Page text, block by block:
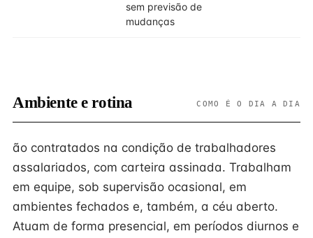
sem previsão de
mudanças
Ambiente e rotina COMO É O DIA A DIA
ão contratados na condição de trabalhadores
assalariados, com carteira assinada. Trabalham
em equipe, sob supervisão ocasional, em
ambientes fechados e, também, a céu aberto.
Atuam de forma presencial, em períodos diurnos e